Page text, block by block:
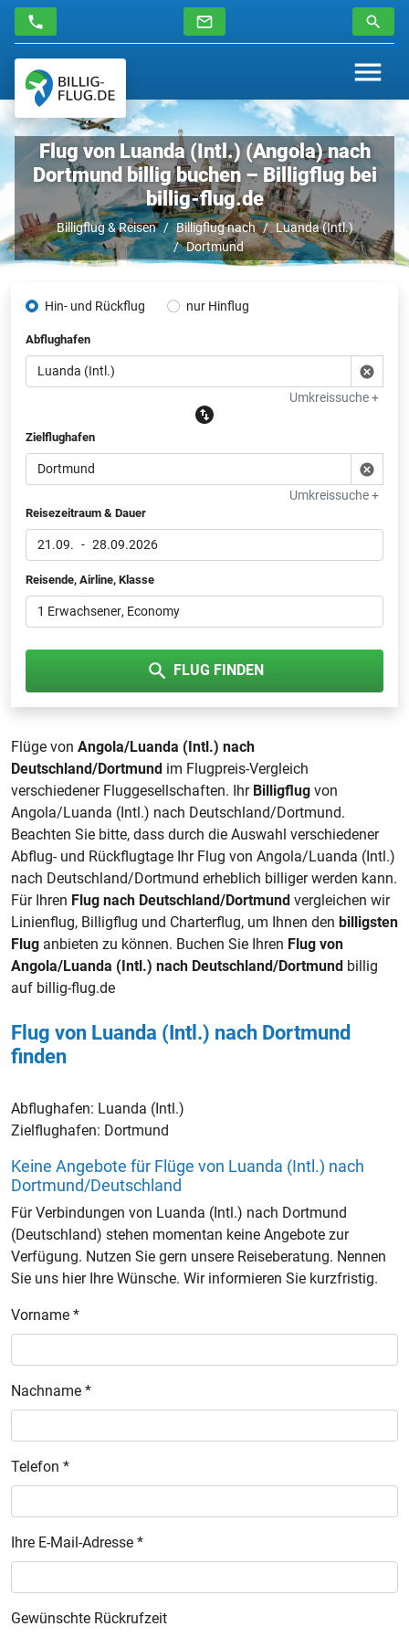
Flug von Luanda (Intl.) (Angola) nach
Dortmund billig buchen – Billigflug bei
billig-flug.de
Billigflug & Reisen Billigflug nach
Luanda (Intl.)
Dortmund
Hin- und Rückflug nur Hinflug
Abflughafen
Umkreissuche +
Zielflughafen
Umkreissuche +
Reisezeitraum & Dauer
21.09. - 28.09.2026
Reisende, Airline, Klasse
1 Erwachsener, Economy
FLUG FINDEN
Flüge von Angola/Luanda (Intl.) nach
Deutschland/Dortmund im Flugpreis-Vergleich
verschiedener Fluggesellschaften. Ihr Billigflug von
Angola/Luanda (Intl.) nach Deutschland/Dortmund.
Beachten Sie bitte, dass durch die Auswahl verschiedener
Abflug- und Rückflugtage Ihr Flug von Angola/Luanda (Intl.)
nach Deutschland/Dortmund erheblich billiger werden kann.
Für Ihren Flug nach Deutschland/Dortmund vergleichen wir
Linienflug, Billigflug und Charterflug, um Ihnen den billigsten
Flug anbieten zu können. Buchen Sie Ihren Flug von
Angola/Luanda (Intl.) nach Deutschland/Dortmund billig
auf billig-flug.de
Flug von Luanda (Intl.) nach Dortmund
finden
Abflughafen: Luanda (Intl.)
Zielflughafen: Dortmund
Keine Angebote für Flüge von Luanda (Intl.) nach
Dortmund/Deutschland
Für Verbindungen von Luanda (Intl.) nach Dortmund
(Deutschland) stehen momentan keine Angebote zur
Verfügung. Nutzen Sie gern unsere Reiseberatung. Nennen
Sie uns hier Ihre Wünsche. Wir informieren Sie kurzfristig.
Vorname *
Nachname *
Telefon *
Ihre E-Mail-Adresse *
Gewünschte Rückrufzeit